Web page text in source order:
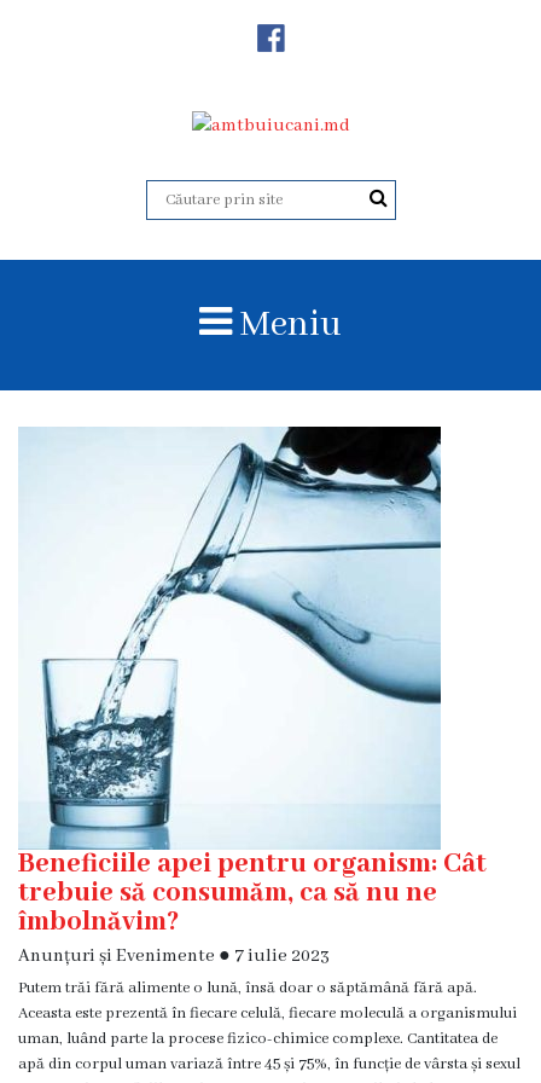
Acreditare
administrativă
Medicină
de
Familie
1
Secția
Medicină
de
Familie
2
Centrul
Sănătății
Femeii
AMT
Buiucani
Meniu
Beneficiile apei pentru organism: Cât
trebuie să consumăm, ca să nu ne
îmbolnăvim?
Anunțuri și Evenimente ● 7 iulie 2023
Putem trăi fără alimente o lună, însă doar o săptămână fără apă.
Aceasta este prezentă în fiecare celulă, fiecare moleculă a organismului
uman, luând parte la procese fizico-chimice complexe. Cantitatea de
apă din corpul uman variază între 45 și 75%, în funcție de vârsta și sexul